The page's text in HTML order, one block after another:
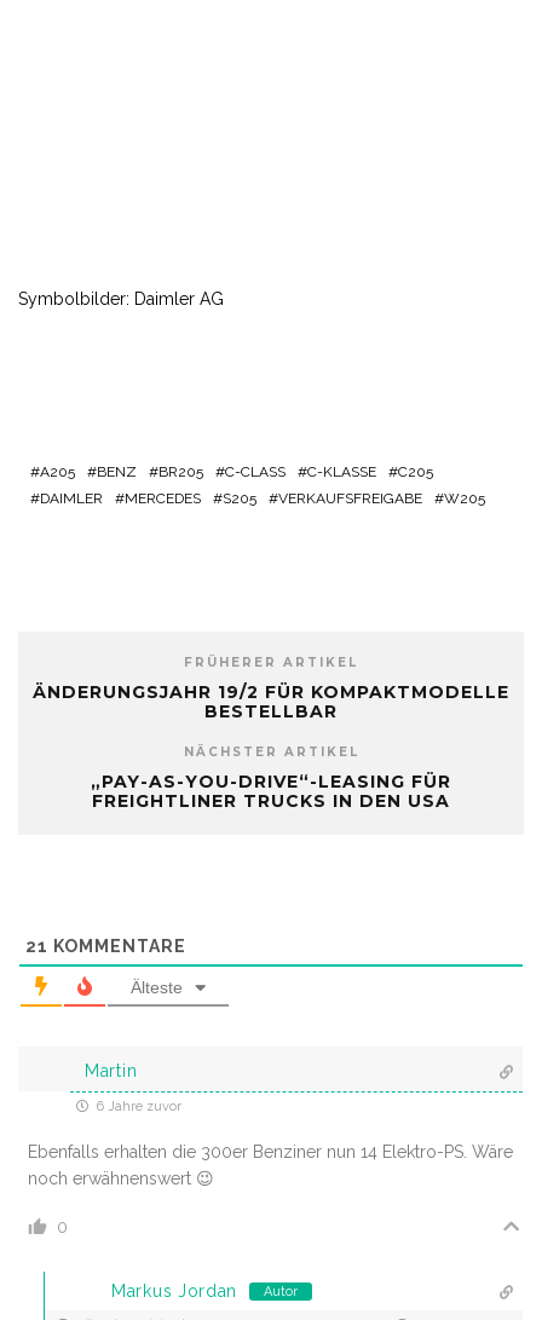
Symbolbilder: Daimler AG
A205 BENZ BR205 C-CLASS C-KLASSE
C205
DAIMLER
MERCEDES S205 VERKAUFSFREIGABE W205
FRÜHERER ARTIKEL
ÄNDERUNGSJAHR 19/2 FÜR KOMPAKTMODELLE
BESTELLBAR
NÄCHSTER ARTIKEL
„PAY-AS-YOU-DRIVE“-LEASING FÜR
FREIGHTLINER TRUCKS IN DEN USA
21 KOMMENTARE
Älteste
Martin
6 Jahre zuvor
Ebenfalls erhalten die 300er Benziner nun 14 Elektro-PS. Wäre
noch erwähnenswert 😉
0
Markus Jordan Autor